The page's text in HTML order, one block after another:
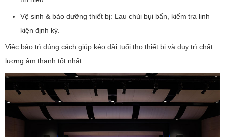
Vệ sinh & bảo dưỡng thiết bị: Lau chùi bụi bẩn, kiểm tra linh
kiện định kỳ.
Việc bảo trì đúng cách giúp kéo dài tuổi thọ thiết bị và duy trì chất
lượng âm thanh tốt nhất.